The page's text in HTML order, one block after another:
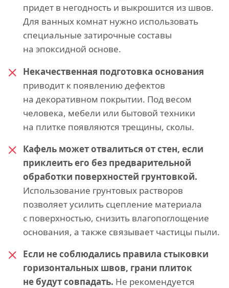
придет в негодность и выкрошится из швов.
Для ванных комнат нужно использовать
специальные затирочные составы
на эпоксидной основе.
Некачественная подготовка основания
приводит к появлению дефектов
на декоративном покрытии. Под весом
человека, мебели или бытовой техники
на плитке появляются трещины, сколы.
Кафель может отвалиться от стен, если
приклеить его без предварительной
обработки поверхностей грунтовкой.
Использование грунтовых растворов
позволяет усилить сцепление материала
с поверхностью, снизить влагопоглощение
основания, а также связывает частицы пыли.
Если не соблюдались правила стыковки
горизонтальных швов, грани плиток
не будут совпадать. Не рекомендуется